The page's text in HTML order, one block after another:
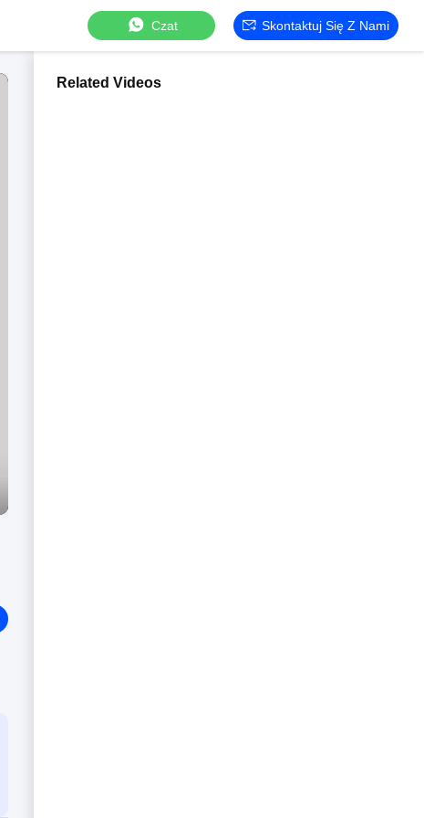
Czat Skontaktuj Się Z Nami
Related Videos